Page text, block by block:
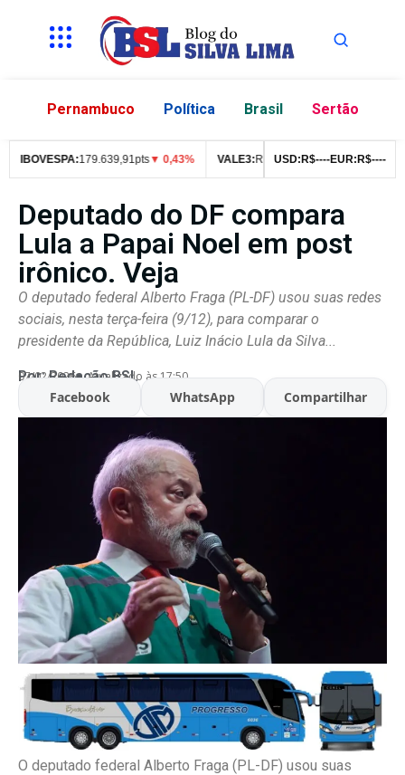
Pernambuco Política Brasil Sertão
IBOVESPA:179.639,91pts▼ 0,43% VALE3:R$76,99▼ 2,49% ITUB4:R$
USD: R$----EUR: R$----
Deputado do DF compara
Lula a Papai Noel em post
irônico. Veja
O deputado federal Alberto Fraga (PL-DF) usou suas redes
sociais, nesta terça-feira (9/12), para comparar o
presidente da República, Luiz Inácio Lula da Silva...
Por:Redação BSL
07/02/2026 Atualizado às 17:50
Facebook WhatsApp Compartilhar
O deputado federal Alberto Fraga (PL-DF) usou suas